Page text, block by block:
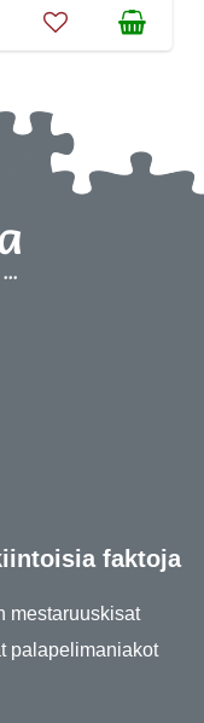
faktoja
mestaruuskisat
palapelimaniakot